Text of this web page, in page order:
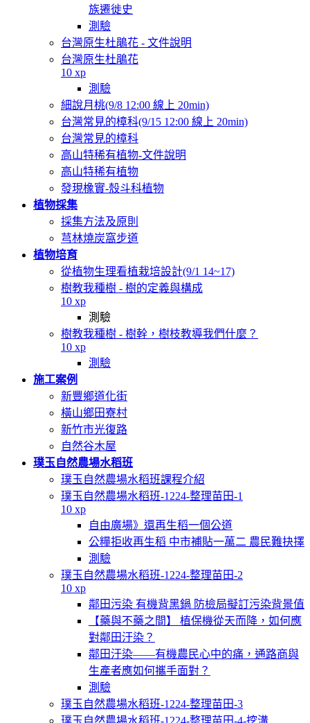
族遷徙史
測驗
台灣原生杜鵑花 - 文件說明
台灣原生杜鵑花
10 xp
測驗
細說月桃(9/8 12:00 線上 20min)
台灣常見的樟科(9/15 12:00 線上 20min)
台灣常見的樟科
高山特稀有植物-文件說明
高山特稀有植物
發現橡實-殼斗科植物
植物採集
採集方法及原則
芎林燒炭窩步道
植物培育
從植物生理看植栽培設計(9/1 14~17)
樹教我種樹 - 樹的定義與構成
10 xp
測驗
樹教我種樹 - 樹幹，樹枝教導我們什麼？
10 xp
測驗
施工案例
新豐鄉道化街
橫山鄉田寮村
新竹市光復路
自然谷木屋
璞玉自然農場水稻班
璞玉自然農場水稻班課程介紹
璞玉自然農場水稻班-1224-整理苗田-1
10 xp
自由廣場》還再生稻一個公道
公糧拒收再生稻 中市補貼一萬二 農民難抉擇
測驗
璞玉自然農場水稻班-1224-整理苗田-2
10 xp
鄰田污染 有機背黑鍋 防檢局擬訂污染背景值
【藥與不藥之間】 植保機從天而降，如何應
對鄰田汙染？
鄰田汙染——有機農民心中的痛，通路商與
生產者應如何攜手面對？
測驗
璞玉自然農場水稻班-1224-整理苗田-3